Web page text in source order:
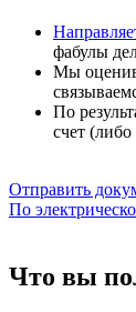
фабулы
Мы
По
счет
Отправить
По
Что вы